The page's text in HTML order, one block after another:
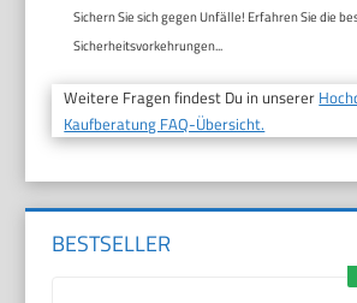
Sichern Sie sich gegen Unfälle! Erfahren Sie die
Sicherheitsvorkehrungen...
Weitere Fragen findest Du in unserer
Kaufberatung FAQ-Übersicht.
BESTSELLER